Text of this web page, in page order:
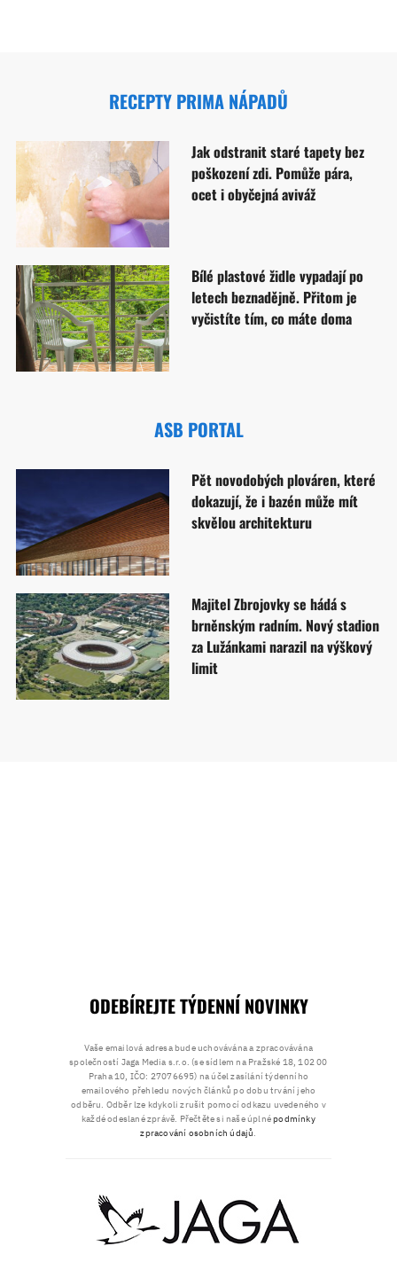
RECEPTY PRIMA NÁPADŮ
Jak odstranit staré tapety bez
poškození zdi. Pomůže pára,
ocet i obyčejná aviváž
Bílé plastové židle vypadají po
letech beznadějně. Přitom je
vyčistíte tím, co máte doma
ASB PORTAL
Pět novodobých plováren, které
dokazují, že i bazén může mít
skvělou architekturu
Majitel Zbrojovky se hádá s
brněnským radním. Nový stadion
za Lužánkami narazil na výškový
limit
ODEBÍREJTE TÝDENNÍ NOVINKY
Vaše emailová adresa bude uchovávána a zpracovávána
společností Jaga Media s.r.o. (se sídlem na Pražské 18, 102 00
Praha 10, IČO: 27076695) na účel zasílání týdenního
emailového přehledu nových článků po dobu trvání jeho
odběru. Odběr lze kdykoli zrušit pomocí odkazu uvedeného v
každé odeslané zprávě. Přečtěte si naše úplnépodmínky
zpracování osobních údajů